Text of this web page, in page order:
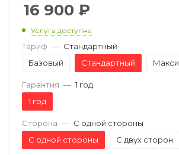
16 900 ₽
Услуга доступна
Тариф — Стандартный
Базовый
Стандартный
Гарантия — 1 год
1 год
Сторона — С одной стороны
С одной стороны
С двух сторон